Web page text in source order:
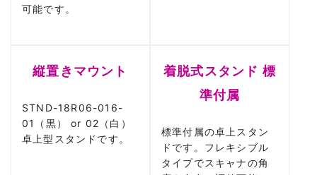
可能です。
縦置きマウント
STND-18R06-016-
01（黒） or 02（白）
卓上型スタンドです。
着脱式スタンド 標
準付属
標準付属の卓上スタン
ドです。フレキシブル
タイプでスキャナの角